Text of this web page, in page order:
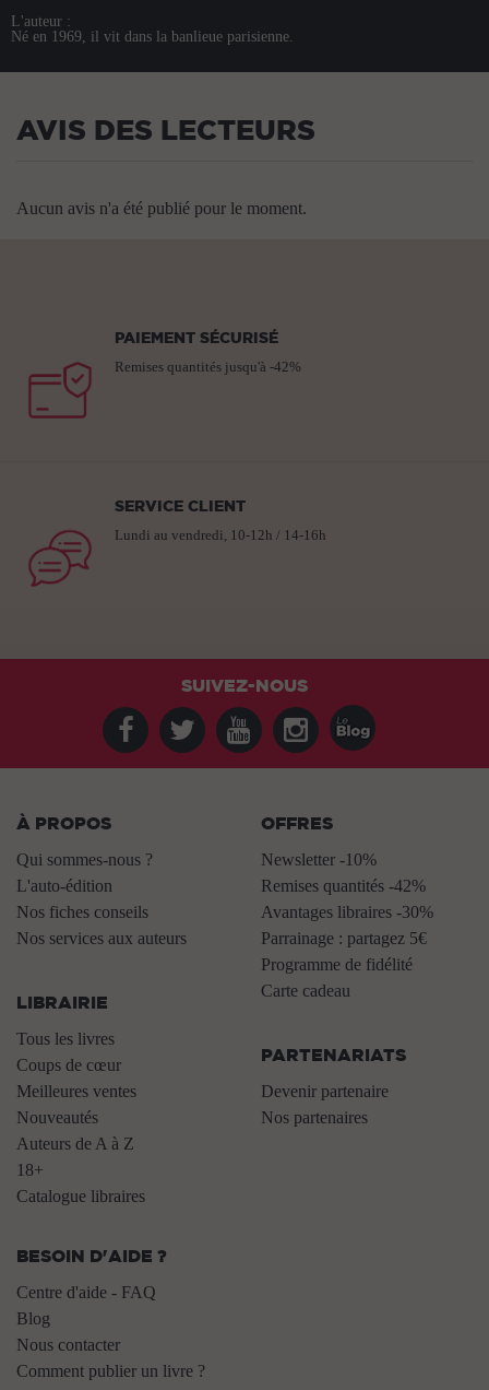
L'auteur :
Né en 1969, il vit dans la banlieue parisienne.
AVIS DES LECTEURS
Aucun avis n'a été publié pour le moment.
PAIEMENT SÉCURISÉ
Remises quantités jusqu'à -42%
SERVICE CLIENT
Lundi au vendredi, 10-12h / 14-16h
SUIVEZ-NOUS
À PROPOS
Qui sommes-nous ?
L'auto-édition
Nos fiches conseils
Nos services aux auteurs
LIBRAIRIE
Tous les livres
Coups de cœur
Meilleures ventes
Nouveautés
Auteurs de A à Z
18+
Catalogue libraires
OFFRES
Newsletter -10%
Remises quantités -42%
Avantages libraires -30%
Parrainage : partagez 5€
Programme de fidélité
Carte cadeau
PARTENARIATS
Devenir partenaire
Nos partenaires
BESOIN D'AIDE ?
Centre d'aide - FAQ
Blog
Nous contacter
Comment publier un livre ?